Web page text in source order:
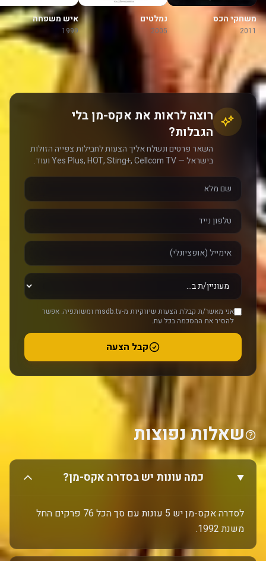
משחקי הכס
2011
נמלטים
2005
איש משפחה
1999
רוצה לראות את אקס-מן בלי
הגבלות?
השאר פרטים ונשלח אליך הצעות לחבילות צפייה הזולות
בישראל — Yes Plus, HOT, Sting+, Cellcom TV ועוד.
אני מאשר/ת קבלת הצעות שיווקיות מ-msdb.tv ומשותפיה. אפשר
להסיר את ההסכמה בכל עת.
קבל הצעה
שאלות נפוצות
כמה עונות יש בסדרה אקס-מן?
לסדרה אקס-מן יש 5 עונות עם סך הכל 76 פרקים החל
משנת 1992.